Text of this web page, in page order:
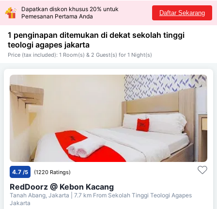
Dapatkan diskon khusus 20% untuk
Pemesanan Pertama Anda
Daftar Sekarang
1 penginapan ditemukan di dekat sekolah tinggi
teologi agapes jakarta
Price (tax included): 1 Room(s) & 2 Guest(s) for 1 Night(s)
4.7 /5 (1220 Ratings)
RedDoorz @ Kebon Kacang
Tanah Abang, Jakarta | 7.7 km From Sekolah Tinggi Teologi Agapes
Jakarta